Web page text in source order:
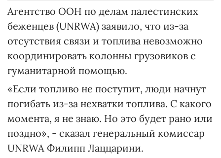
Агентство ООН по делам палестинских
беженцев (UNRWA) заявило, что из-за
отсутствия связи и топлива невозможно
координировать колонны грузовиков с
гуманитарной помощью.
«Если топливо не поступит, люди начнут
погибать из-за нехватки топлива. С какого
момента, я не знаю. Но это будет рано или
поздно», - сказал генеральный комиссар
UNRWA Филипп Лаццарини.